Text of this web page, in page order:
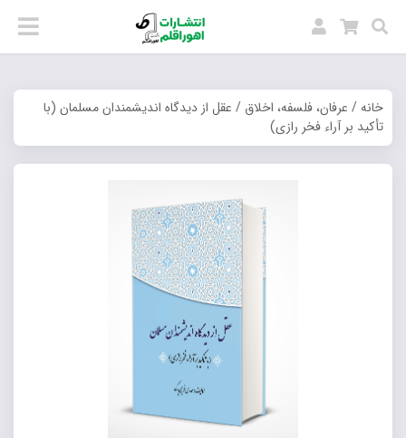
خانه/ عرفان، فلسفه، اخلاق / عقل از دیدگاه اندیشمندان مسلمان (با
تأکید بر آراء فخر رازی)